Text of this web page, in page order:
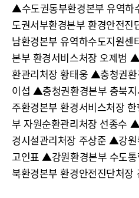
▲수도권동부환경본부 유역
도권서부환경본부 환경안전
남환경본부 유역하수도지원
본부 환경서비스처장 오제범
환관리처장 황태웅 ▲충청권
이섭 ▲충청권환경본부 충북
주환경본부 환경서비스처장
부 자원순환관리처장 선종수
경시설관리처장 주상준 ▲강
고인표 ▲강원환경본부 수도
북환경본부 환경안전진단처장